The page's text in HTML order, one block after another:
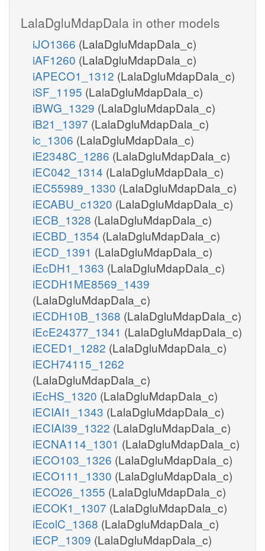
LalaDgluMdapDala in other models
iJO1366 (LalaDgluMdapDala_c)
iAF1260 (LalaDgluMdapDala_c)
iAPECO1_1312 (LalaDgluMdapDala_c)
iSF_1195 (LalaDgluMdapDala_c)
iBWG_1329 (LalaDgluMdapDala_c)
iB21_1397 (LalaDgluMdapDala_c)
ic_1306 (LalaDgluMdapDala_c)
iE2348C_1286 (LalaDgluMdapDala_c)
iEC042_1314 (LalaDgluMdapDala_c)
iEC55989_1330 (LalaDgluMdapDala_c)
iECABU_c1320 (LalaDgluMdapDala_c)
iECB_1328 (LalaDgluMdapDala_c)
iECBD_1354 (LalaDgluMdapDala_c)
iECD_1391 (LalaDgluMdapDala_c)
iEcDH1_1363 (LalaDgluMdapDala_c)
iECDH1ME8569_1439
(LalaDgluMdapDala_c)
iECDH10B_1368 (LalaDgluMdapDala_c)
iEcE24377_1341 (LalaDgluMdapDala_c)
iECED1_1282 (LalaDgluMdapDala_c)
iECH74115_1262
(LalaDgluMdapDala_c)
iEcHS_1320 (LalaDgluMdapDala_c)
iECIAI1_1343 (LalaDgluMdapDala_c)
iECIAI39_1322 (LalaDgluMdapDala_c)
iECNA114_1301 (LalaDgluMdapDala_c)
iECO103_1326 (LalaDgluMdapDala_c)
iECO111_1330 (LalaDgluMdapDala_c)
iECO26_1355 (LalaDgluMdapDala_c)
iECOK1_1307 (LalaDgluMdapDala_c)
iEcolC_1368 (LalaDgluMdapDala_c)
iECP_1309 (LalaDgluMdapDala_c)